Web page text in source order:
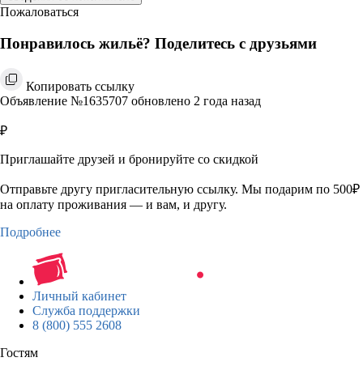
Пожаловаться
Понравилось жильё? Поделитесь с друзьями
Копировать ссылку
Объявление №1635707 обновлено 2 года назад
₽
Приглашайте друзей и бронируйте со скидкой
Отправьте другу пригласительную ссылку. Мы подарим по 500₽
на оплату проживания — и вам, и другу.
Подробнее
Личный кабинет
Служба поддержки
8 (800) 555 2608
Гостям